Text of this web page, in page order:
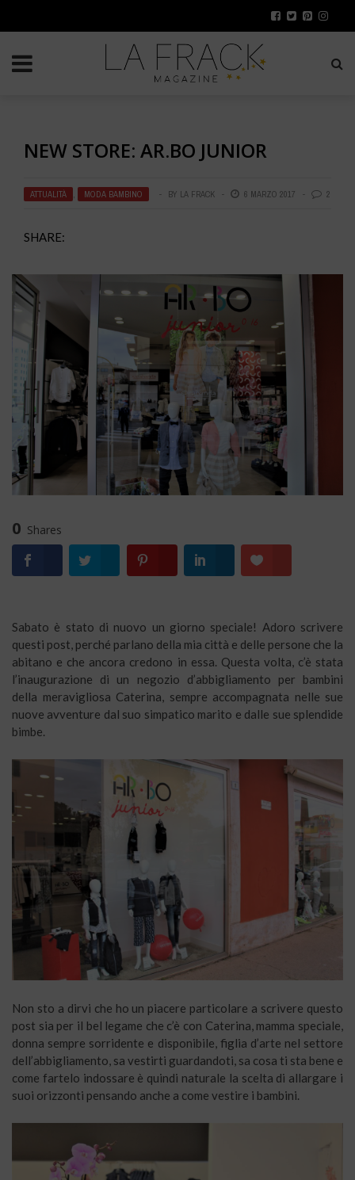
NEW STORE: AR.BO JUNIOR
ATTUALITÀ , MODA BAMBINO BY LA FRACK 6 MARZO 2017 2
SHARE:
0 Shares
Sabato è stato di nuovo un giorno speciale! Adoro scrivere
questi post, perché parlano della mia città e delle persone che la
abitano e che ancora credono in essa. Questa volta, c’è stata
l’inaugurazione di un negozio d’abbigliamento per bambini
della meravigliosa Caterina, sempre accompagnata nelle sue
nuove avventure dal suo simpatico marito e dalle sue splendide
bimbe.
Non sto a dirvi che ho un piacere particolare a scrivere questo
post sia per il bel legame che c’è con Caterina, mamma speciale,
donna sempre sorridente e disponibile, figlia d’arte nel settore
dell’abbigliamento, sa vestirti guardandoti, sa cosa ti sta bene e
come fartelo indossare è quindi naturale la scelta di allargare i
suoi orizzonti pensando anche a come vestire i bambini.